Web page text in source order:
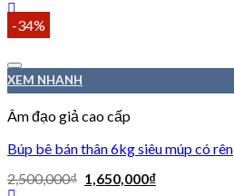
-34%
XEM NHANH
Âm đạo giả cao cấp
Búp bê bán thân 6kg siêu múp có rên
2,500,000₫ 1,650,000₫